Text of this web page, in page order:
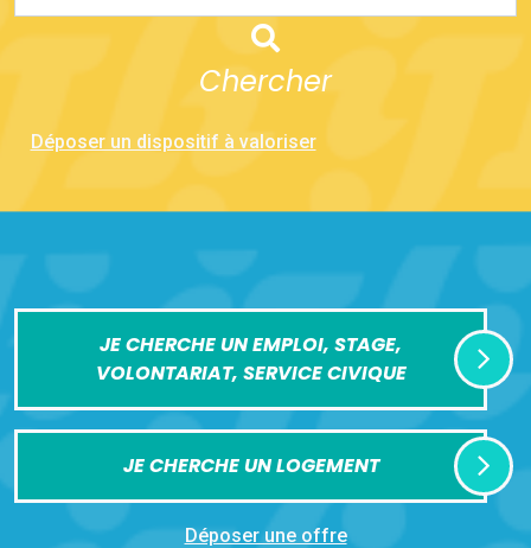
Chercher
Déposer un dispositif à valoriser
JE CHERCHE UN EMPLOI, STAGE,
VOLONTARIAT, SERVICE CIVIQUE
JE CHERCHE UN LOGEMENT
Déposer une offre